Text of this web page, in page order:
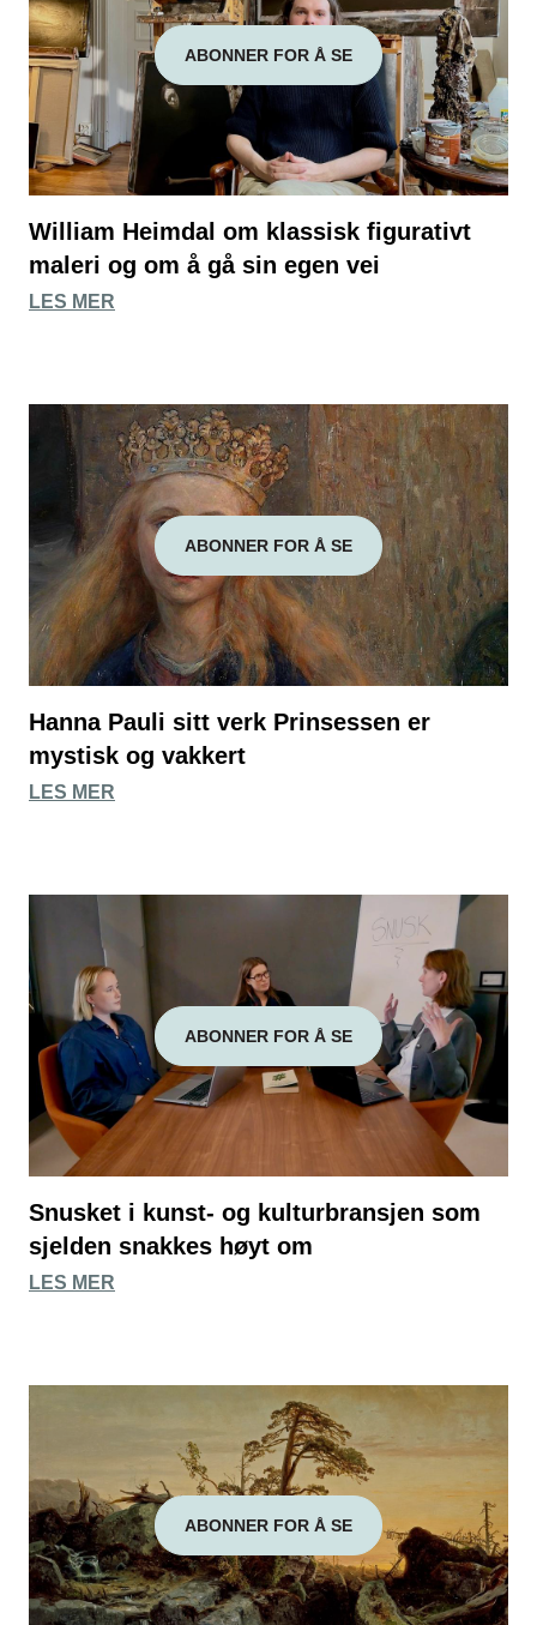
ABONNER FOR Å SE
William Heimdal om klassisk figurativt
maleri og om å gå sin egen vei
LES MER
ABONNER FOR Å SE
Hanna Pauli sitt verk Prinsessen er
mystisk og vakkert
LES MER
ABONNER FOR Å SE
Snusket i kunst- og kulturbransjen som
sjelden snakkes høyt om
LES MER
ABONNER FOR Å SE